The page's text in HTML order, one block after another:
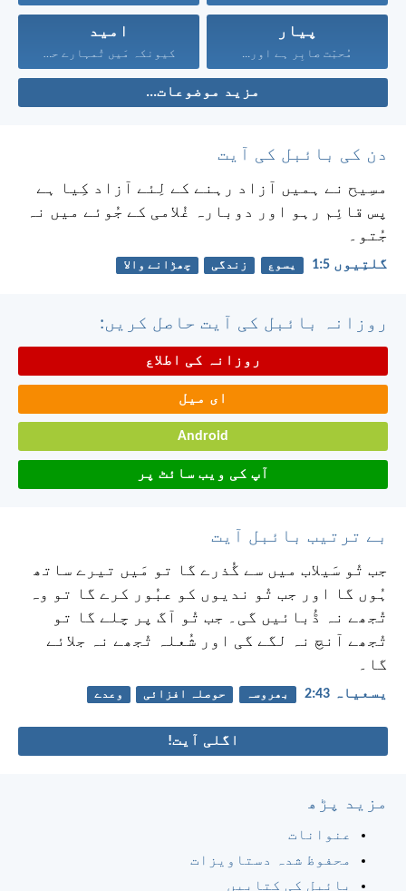
پیار
مُحبّت صابِر ہے اور...
امید
کیونکہ مَیں تُمہارے حق...
مزید موضوعات...
دن کی بائبل کی آیت
مسِیح نے ہمیں آزاد رہنے کے لِئے آزاد کِیا ہے
پس قائِم رہو اور دوبارہ غُلامی کے جُوئے میں نہ
جُتو۔
گلتِیوں 5:‏1 یسوع زندگی چھڑانے والا
روزانہ بائبل کی آیت حاصل کریں:
روزانہ کی اطلاع
ای میل
Android
آپ کی ویب سائٹ پر
بے ترتیب بائبل آیت
جب تُو سَیلاب میں سے گُذرے گا تو مَیں تیرے ساتھ
ہُوں گا
اور جب تُو ندیوں کو عبُور کرے گا تو وہ
تُجھے نہ ڈُبائیں گی۔ جب تُو آگ پر چلے گا تو
تُجھے آنچ نہ لگے گی اور شُعلہ تُجھے نہ جلائے
گا۔
یسعیاہ 43:‏2 بھروسہ حوصلہ افزائی وعدے
اگلی آیت!
مزید پڑھ
عنوانات
محفوظ شدہ دستاویزات
بائبل کی کتابیں